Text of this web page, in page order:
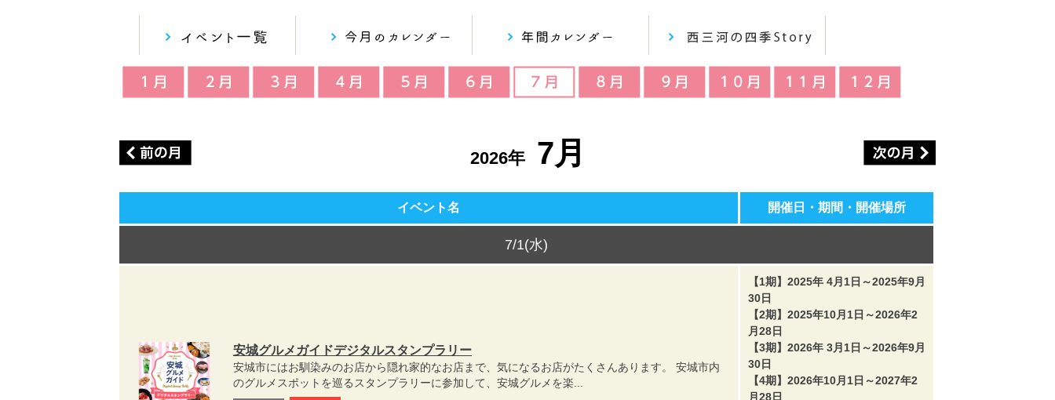
2026年 7月
イベント名 開催日・期間・開催場所
7/1(水)
安城グルメガイドデジタルスタンプラリー
安城市にはお馴染みのお店から隠れ家的なお店まで、気になるお店がたくさんあります。 安城市内
のグルメスポットを巡るスタンプラリーに参加して、安城グルメを楽...
【1期】2025年 4月1日～2025年9月
30日
【2期】2025年10月1日～2026年2
月28日
【3期】2026年 3月1日～2026年9月
30日
【4期】2026年10月1日～2027年2
月28日